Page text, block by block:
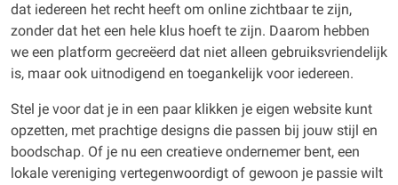
dat iedereen het recht heeft om online zichtbaar te zijn,
zonder dat het een hele klus hoeft te zijn. Daarom hebben
we een platform gecreëerd dat niet alleen gebruiksvriendelijk
is, maar ook uitnodigend en toegankelijk voor iedereen.
Stel je voor dat je in een paar klikken je eigen website kunt
opzetten, met prachtige designs die passen bij jouw stijl en
boodschap. Of je nu een creatieve ondernemer bent, een
lokale vereniging vertegenwoordigt of gewoon je passie wilt